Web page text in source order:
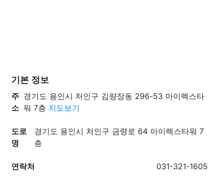
기본 정보
주
소
경기도 용인시 처인구 김량장동 296-53 아이렉스타
워 7층 지도보기
도로
명
경기도 용인시 처인구 금령로 64 아이렉스타워 7
층
연락처 031-321-1605